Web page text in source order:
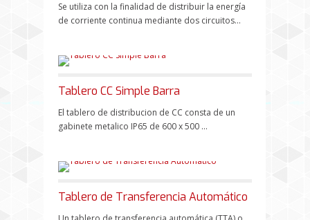
Se utiliza con la finalidad de distribuir la energía
de corriente continua mediante dos circuitos...
Tablero CC Simple Barra
El tablero de distribucion de CC consta de un
gabinete metalico IP65 de 600 x 500 ...
Tablero de Transferencia Automático